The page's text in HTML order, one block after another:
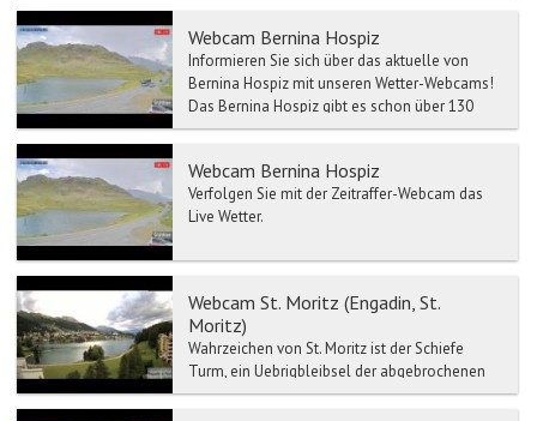
Webcam Bernina Hospiz
Informieren Sie sich über das aktuelle von
Bernina Hospiz mit unseren Wetter-Webcams!
Das Bernina Hospiz gibt es schon über 130
Jahre...
Webcam Bernina Hospiz
Verfolgen Sie mit der Zeitraffer-Webcam das
Live Wetter.
Webcam St. Moritz (Engadin, St.
Moritz)
Wahrzeichen von St. Moritz ist der Schiefe
Turm, ein Uebrigbleibsel der abgebrochenen
Mauritiuskirche aus der Zeit um 1500. Im